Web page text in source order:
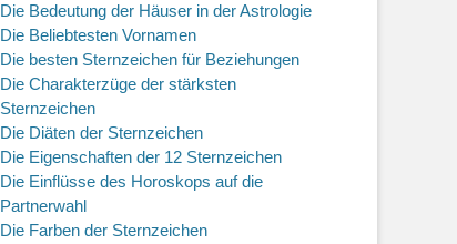
Die Bedeutung der Häuser in der Astrologie
Die Beliebtesten Vornamen
Die besten Sternzeichen für Beziehungen
Die Charakterzüge der stärksten
Sternzeichen
Die Diäten der Sternzeichen
Die Eigenschaften der 12 Sternzeichen
Die Einflüsse des Horoskops auf die
Partnerwahl
Die Farben der Sternzeichen